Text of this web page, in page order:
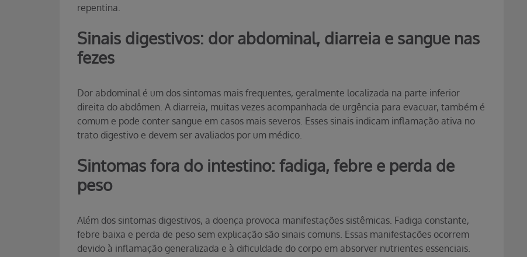
repentina.
Sinais digestivos: dor abdominal, diarreia e sangue nas
fezes
Dor abdominal é um dos sintomas mais frequentes, geralmente localizada na parte inferior
direita do abdômen. A diarreia, muitas vezes acompanhada de urgência para evacuar, também é
comum e pode conter sangue em casos mais severos. Esses sinais indicam inflamação ativa no
trato digestivo e devem ser avaliados por um médico.
Sintomas fora do intestino: fadiga, febre e perda de
peso
Além dos sintomas digestivos, a doença provoca manifestações sistêmicas. Fadiga constante,
febre baixa e perda de peso sem explicação são sinais comuns. Essas manifestações ocorrem
devido à inflamação generalizada e à dificuldade do corpo em absorver nutrientes essenciais.